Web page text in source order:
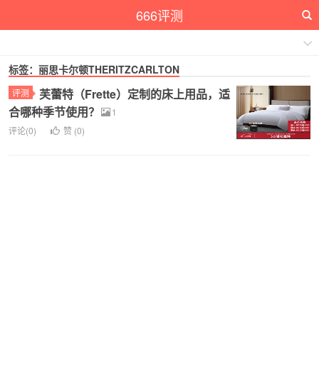
666评测
标签：丽思卡尔顿THERITZCARLTON
评测
芙蕾特（Frette）定制的床上用品，适
合哪种季节使用？
1
评论(0)
赞 (0)